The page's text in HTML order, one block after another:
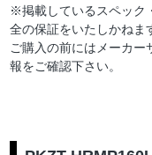
※掲載しているスペック
全の保証をいたしかねま
ご購入の前にはメーカ
報をご確認下さい。